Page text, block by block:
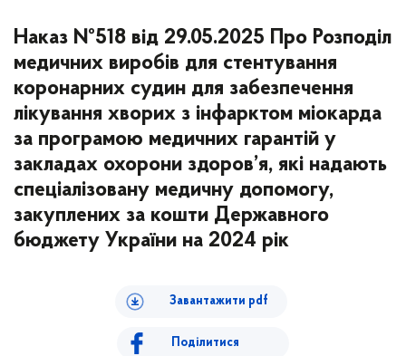
Наказ №518 від 29.05.2025 Про Розподіл
медичних виробів для стентування
коронарних судин для забезпечення
лікування хворих з інфарктом міокарда
за програмою медичних гарантій у
закладах охорони здоров’я, які надають
спеціалізовану медичну допомогу,
закуплених за кошти Державного
бюджету України на 2024 рік
Завантажити pdf
Поділитися